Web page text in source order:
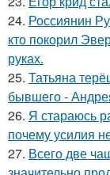
24. Россиянин
кто покорил
руках.
25. Татьяна
бывшего -
26. Я стараюсь
почему усилия
27. Всего две